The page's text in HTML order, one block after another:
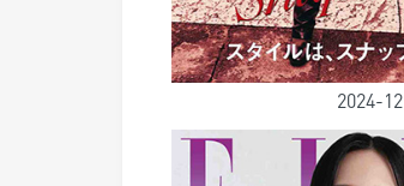
2024-12